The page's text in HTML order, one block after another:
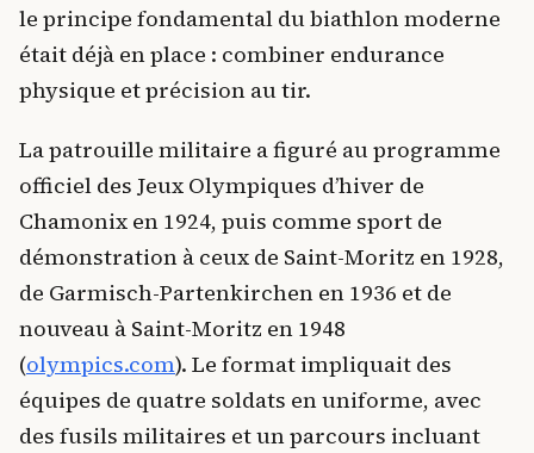
le principe fondamental du biathlon moderne
était déjà en place : combiner endurance
physique et précision au tir.
La patrouille militaire a figuré au programme
officiel des Jeux Olympiques d’hiver de
Chamonix en 1924, puis comme sport de
démonstration à ceux de Saint-Moritz en 1928,
de Garmisch-Partenkirchen en 1936 et de
nouveau à Saint-Moritz en 1948
(olympics.com). Le format impliquait des
équipes de quatre soldats en uniforme, avec
des fusils militaires et un parcours incluant